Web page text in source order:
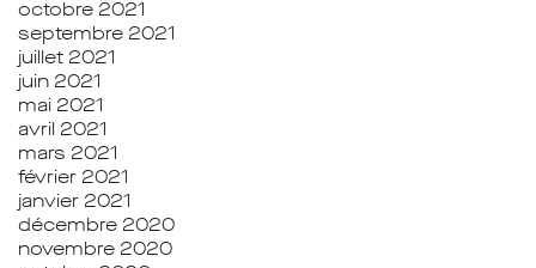
octobre 2021
septembre 2021
juillet 2021
juin 2021
mai 2021
avril 2021
mars 2021
février 2021
janvier 2021
décembre 2020
novembre 2020